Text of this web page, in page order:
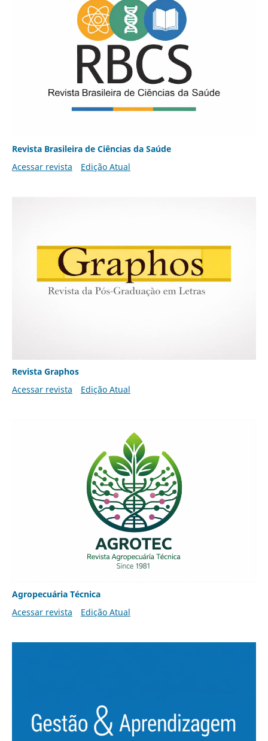
Revista Brasileira de Ciências da Saúde
Acessar revista
Edição Atual
Revista Graphos
Acessar revista
Edição Atual
Agropecuária Técnica
Acessar revista
Edição Atual